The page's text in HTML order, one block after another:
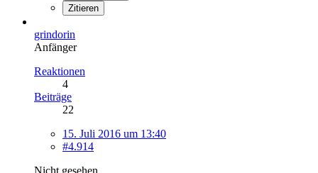
Zitieren
grindorin
Anfänger
Reaktionen
4
Beiträge
22
15. Juli 2016 um 13:40
#4.914
Nicht gesehen